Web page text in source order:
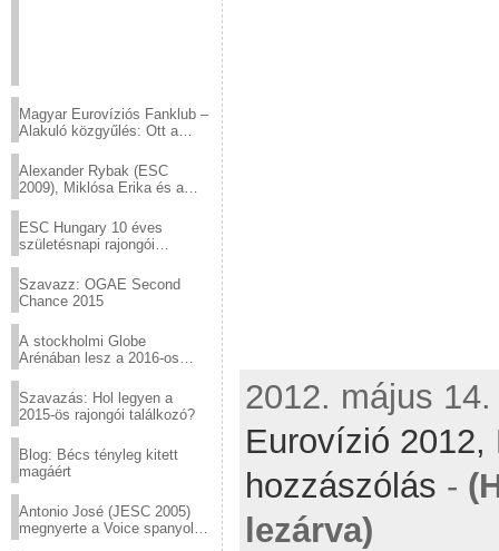
Magyar Eurovíziós Fanklub –
Alakuló közgyűlés: Ott a
Alexander Rybak (ESC
2009), Miklósa Erika és a
sztárjai a Margitszigeten
ESC Hungary 10 éves
születésnapi rajongói
Szavazz: OGAE Second
Chance 2015
A stockholmi Globe
Arénában lesz a 2016-os
Szavazás: Hol legyen a
2015-ös rajongói találkozó?
Blog: Bécs tényleg kitett
magáért
Antonio José (JESC 2005)
megnyerte a Voice spanyol
2012. május
Eurovízió 2012,
hozzászólás -
lezárva)